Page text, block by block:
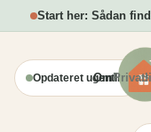
Spring
til
Start her: Sådan
Opdateret ugentligt
Om